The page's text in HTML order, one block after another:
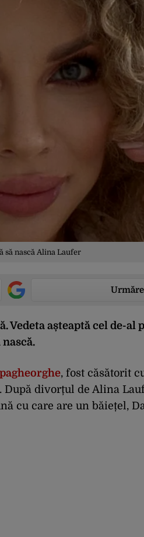
să nască Alina Laufer
așteaptă cel de-al
, fost căsătorit
După divorțul de Alina
cu care are un băiețel,